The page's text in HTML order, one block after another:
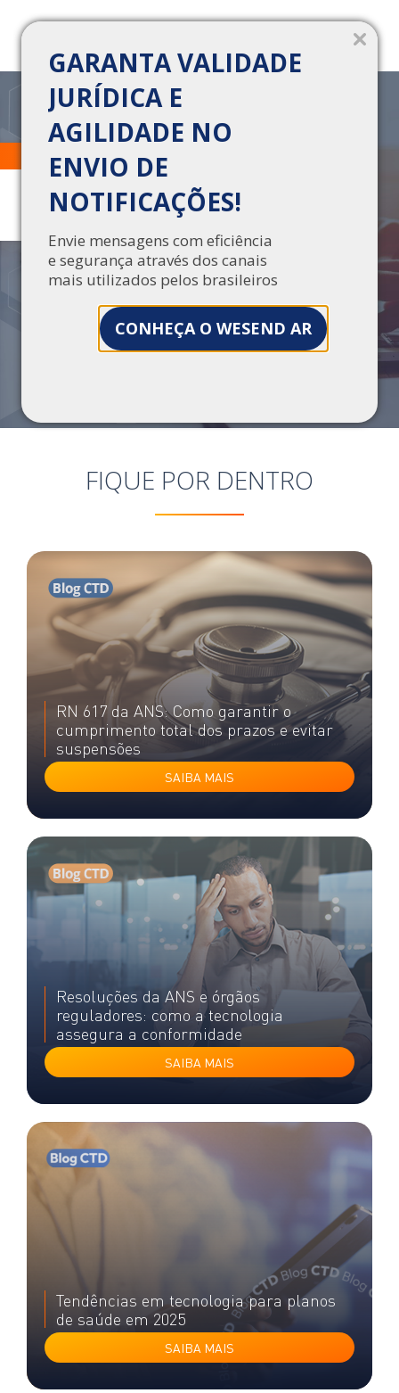
GARANTA VALIDADE
JURÍDICA E
AGILIDADE NO
ENVIO DE
NOTIFICAÇÕES!
Envie mensagens com eficiência
e segurança através dos canais
mais utilizados pelos brasileiros
CONHEÇA O WESEND AR
Trabalhe Conosco Central de Vendas
BLOG DA CTD
Tire suas dúvidas e atualize-se!
FIQUE POR DENTRO
SAIBA MAIS
RN 617 da ANS: Como garantir o
cumprimento total dos prazos e evitar
suspensões
SAIBA MAIS
Resoluções da ANS e órgãos
reguladores: como a tecnologia
assegura a conformidade
SAIBA MAIS
Tendências em tecnologia para planos
de saúde em 2025